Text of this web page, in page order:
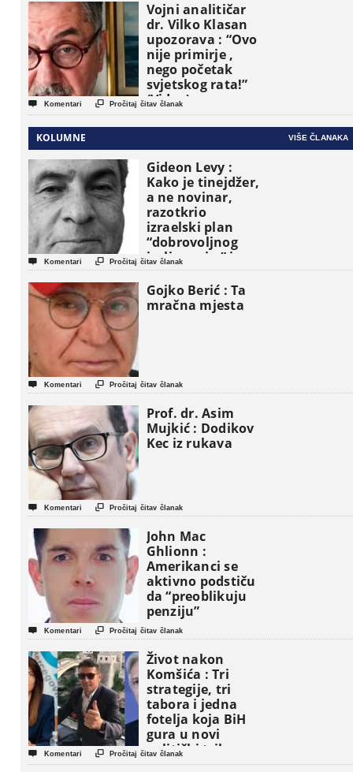
Vojni analitičar
dr. Vilko Klasan
upozorava : “Ovo
nije primirje ,
nego početak
svjetskog rata!”
(Video)
 Komentari  Pročitaj čitav članak
KOLUMNE VIŠE ČLANAKA
Gideon Levy :
Kako je tinejdžer,
a ne novinar,
razotkrio
izraelski plan
“dobrovoljnog
iseljavanja ” iz
Gaze
 Komentari  Pročitaj čitav članak
Gojko Berić : Ta
mračna mjesta
 Komentari  Pročitaj čitav članak
Prof. dr. Asim
Mujkić : Dodikov
Kec iz rukava
 Komentari  Pročitaj čitav članak
John Mac
Ghlionn :
Amerikanci se
aktivno podstiču
da “preoblikuju
penziju”
 Komentari  Pročitaj čitav članak
Život nakon
Komšića : Tri
strategije, tri
tabora i jedna
fotelja koja BiH
gura u novi
politički triler
 Komentari  Pročitaj čitav članak